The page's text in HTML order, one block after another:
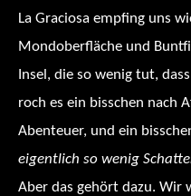
La Graciosa empfing uns
Mondoberfläche und
Insel, die so wenig tut,
roch es ein bisschen nach
Abenteuer, und ein
eigentlich so wenig
Aber das gehört dazu. Wir